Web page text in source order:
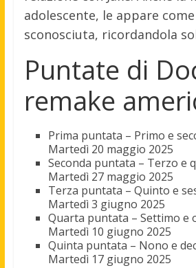
adolescente, le appare
sconosciuta, ricordandola
Puntate di
remake
Prima puntata – Primo e
Martedì 20 maggio 2025
Seconda puntata – Terzo e
Martedì 27 maggio 2025
Terza puntata – Quinto e
Martedì 3 giugno 2025
Quarta puntata – Settimo e
Martedì 10 giugno 2025
Quinta puntata – Nono e
Martedì 17 giugno 2025